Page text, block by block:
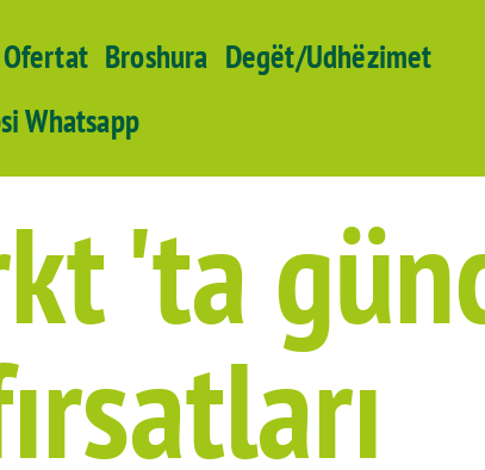
Ofertat Broshura Degët/Udhëzimet
Whatsapp
'ta